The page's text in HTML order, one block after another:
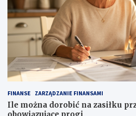
FINANSE ZARZĄDZANIE FINANSAMI
Ile można dorobić na zasiłku